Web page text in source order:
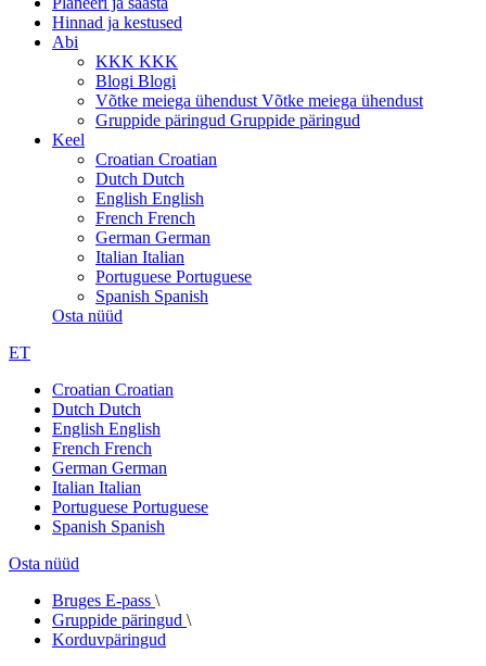
Hinnad ja kestused
Abi
KKK KKK
Blogi Blogi
Võtke meiega ühendust Võtke meiega ühendust
Gruppide päringud Gruppide päringud
Keel
Croatian Croatian
Dutch Dutch
English English
French French
German German
Italian Italian
Portuguese Portuguese
Spanish Spanish
Osta nüüd
ET
Croatian Croatian
Dutch Dutch
English English
French French
German German
Italian Italian
Portuguese Portuguese
Spanish Spanish
Osta nüüd
Bruges E-pass \
Gruppide päringud \
Korduvpäringud